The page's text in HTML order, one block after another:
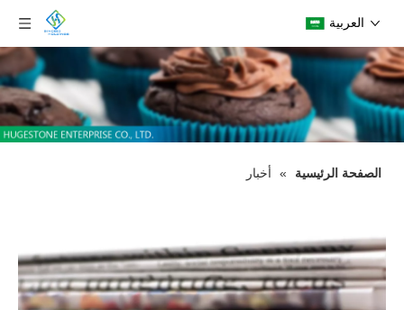
العربية
الصفحة الرئيسية » أخبار